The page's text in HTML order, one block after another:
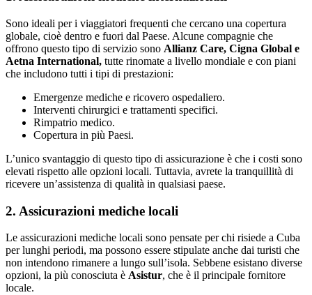
Sono ideali per i viaggiatori frequenti che cercano una copertura
globale, cioè dentro e fuori dal Paese. Alcune compagnie che
offrono questo tipo di servizio sono Allianz Care, Cigna Global e
Aetna International, tutte rinomate a livello mondiale e con piani
che includono tutti i tipi di prestazioni:
Emergenze mediche e ricovero ospedaliero.
Interventi chirurgici e trattamenti specifici.
Rimpatrio medico.
Copertura in più Paesi.
L’unico svantaggio di questo tipo di assicurazione è che i costi sono
elevati rispetto alle opzioni locali. Tuttavia, avrete la tranquillità di
ricevere un’assistenza di qualità in qualsiasi paese.
2. Assicurazioni mediche locali
Le assicurazioni mediche locali sono pensate per chi risiede a Cuba
per lunghi periodi, ma possono essere stipulate anche dai turisti che
non intendono rimanere a lungo sull’isola. Sebbene esistano diverse
opzioni, la più conosciuta è Asistur, che è il principale fornitore
locale.